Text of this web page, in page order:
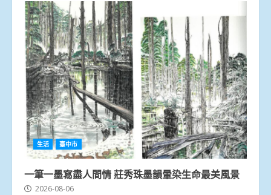
生活 臺中市
一筆一墨寫盡人間情 莊秀珠墨韻暈染生命最美風景
2026-08-06